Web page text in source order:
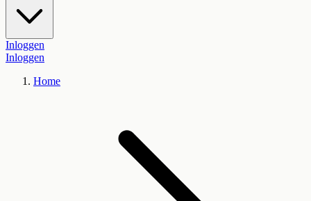
Inloggen
Inloggen
Home